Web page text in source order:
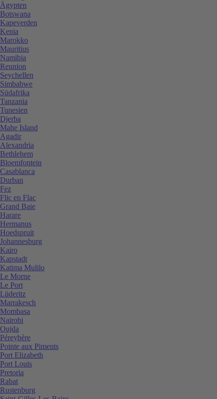
Ägypten
Botswana
Kapeverden
Kenia
Marokko
Mauritius
Namibia
Reunion
Seychellen
Simbabwe
Südafrika
Tanzania
Tunesien
Djerba
Mahe Island
Agadir
Alexandria
Bethlehem
Bloemfontein
Casablanca
Durban
Fez
Flic en Flac
Grand Baie
Harare
Hermanus
Hoedspruit
Johannesburg
Kairo
Kapstadt
Katima Mulilo
Le Morne
Le Port
Lüderitz
Marrakesch
Mombasa
Nairobi
Oujda
Péreybère
Pointe aux Piments
Port Elizabeth
Port Louis
Pretoria
Rabat
Rustenburg